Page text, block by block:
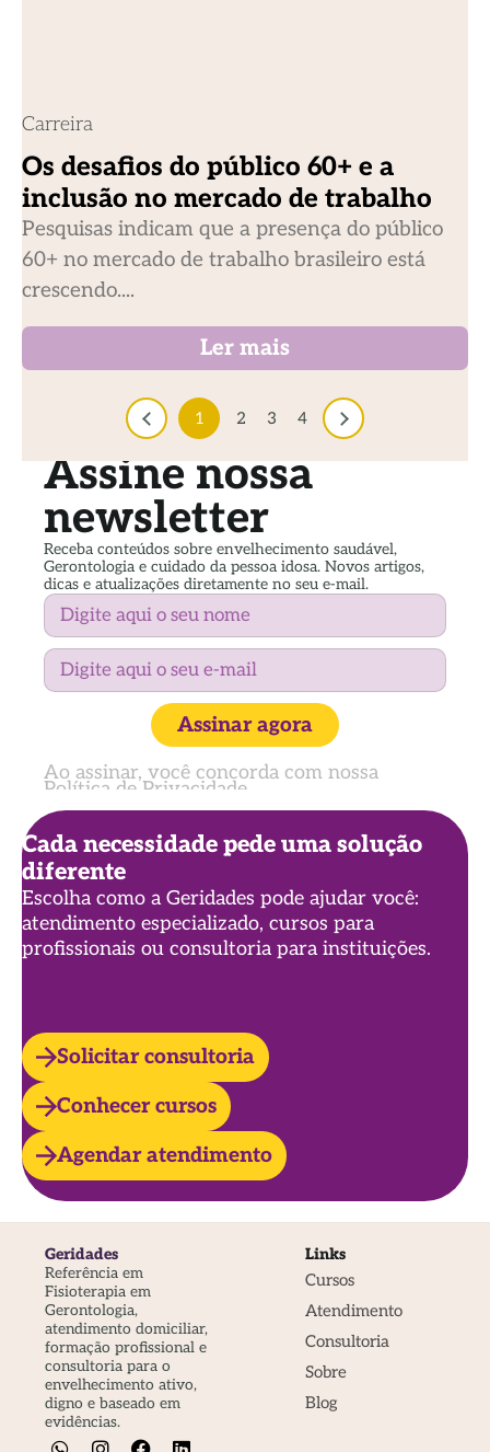
Carreira
Os desafios do público 60+ e a
inclusão no mercado de trabalho
Pesquisas indicam que a presença do público
60+ no mercado de trabalho brasileiro está
crescendo....
Ler mais
1 2 3 4
Assine nossa
newsletter
Receba conteúdos sobre envelhecimento saudável,
Gerontologia e cuidado da pessoa idosa. Novos artigos,
dicas e atualizações diretamente no seu e-mail.
Assinar agora
Ao assinar, você concorda com nossa
Política de Privacidade
Cada necessidade pede uma solução
diferente
Escolha como a Geridades pode ajudar você:
atendimento especializado, cursos para
profissionais ou consultoria para instituições.
Solicitar consultoria
Conhecer cursos
Agendar atendimento
Geridades
Referência em
Fisioterapia em
Gerontologia,
atendimento domiciliar,
formação profissional e
consultoria para o
envelhecimento ativo,
digno e baseado em
evidências.
Links
Cursos
Atendimento
Consultoria
Sobre
Blog